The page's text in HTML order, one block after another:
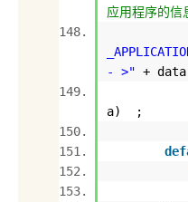
应用程序的信
- >" +
a) ;